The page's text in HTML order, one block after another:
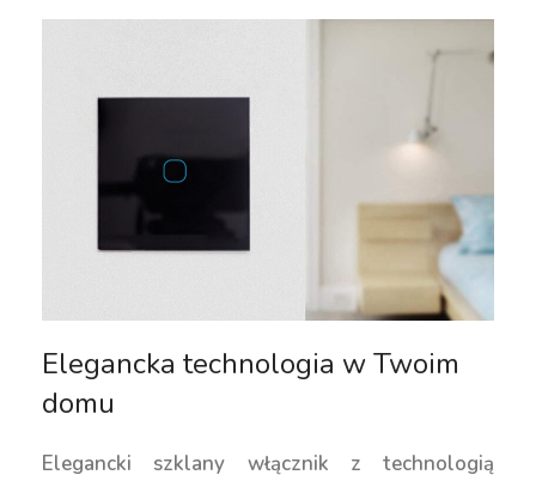
Elegancka technologia w Twoim
domu
Elegancki szklany włącznik z technologią